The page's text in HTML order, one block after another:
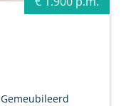
Gemeubileerd